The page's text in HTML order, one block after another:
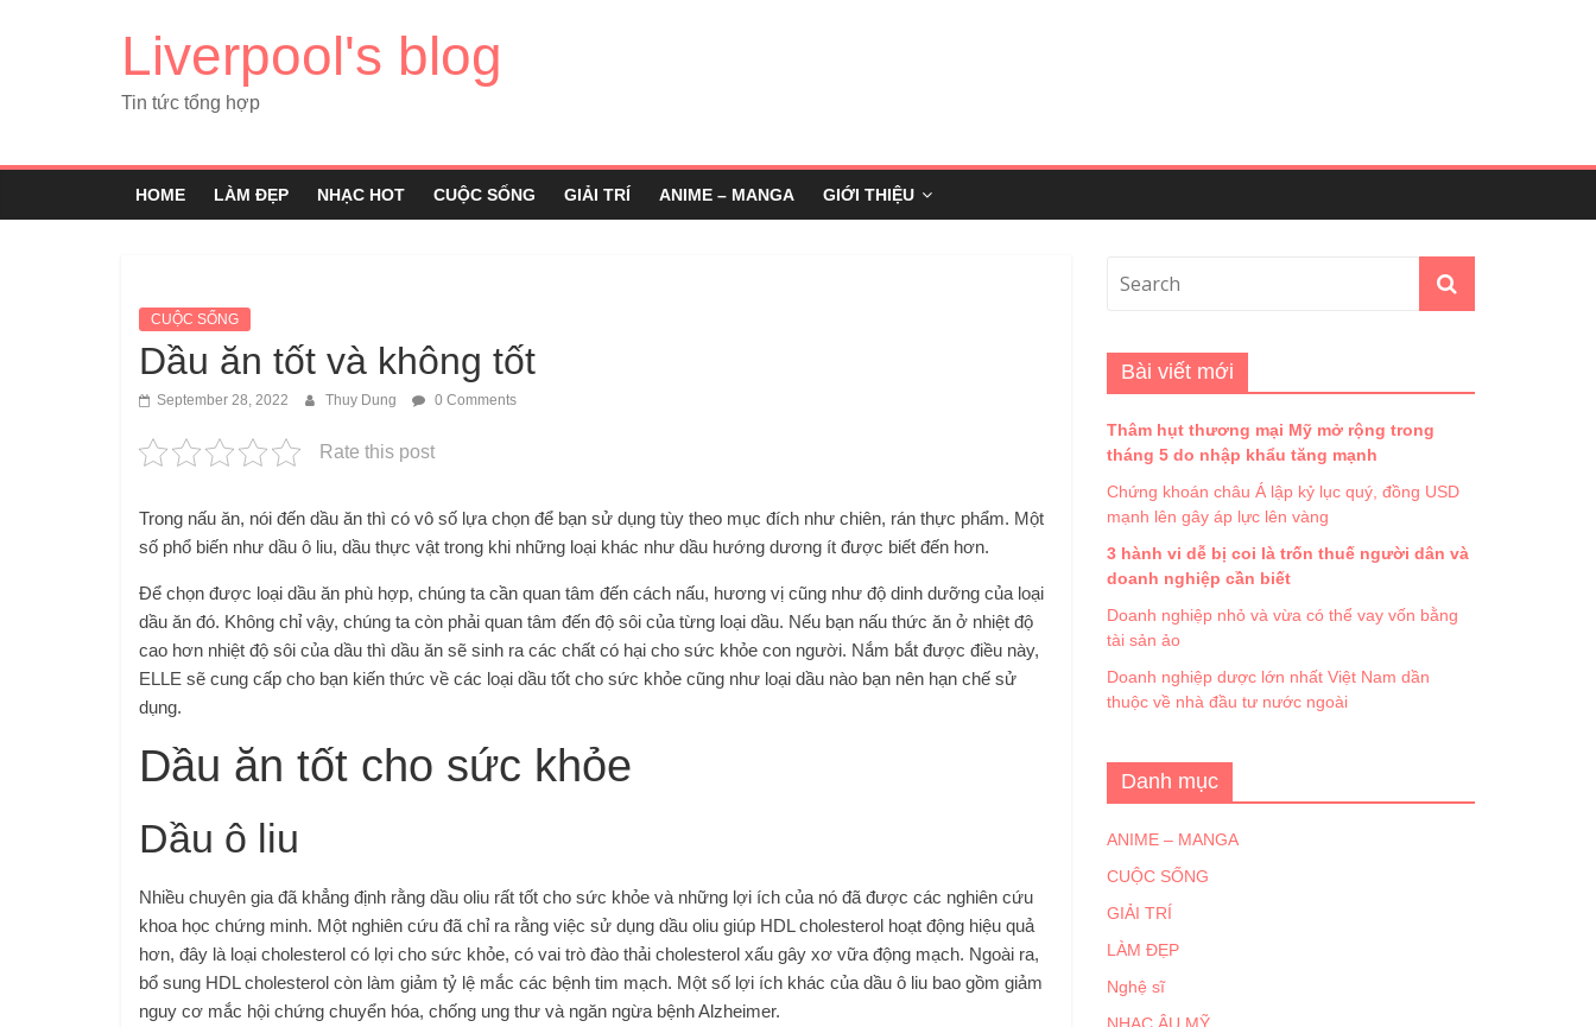
Liverpool's blog
Tin tức tổng hợp
HOME LÀM ĐẸP NHẠC HOT CUỘC SỐNG GIẢI TRÍ ANIME – MANGA GIỚI THIỆU
CUỘC SỐNG
Dầu ăn tốt và không tốt
September 28, 2022 Thuy Dung 0 Comments
Rate this post
Trong nấu ăn, nói đến dầu ăn thì có vô số lựa chọn để bạn sử dụng tùy theo mục đích như chiên, rán thực phẩm. Một
số phổ biến như dầu ô liu, dầu thực vật trong khi những loại khác như dầu hướng dương ít được biết đến hơn.
Để chọn được loại dầu ăn phù hợp, chúng ta cần quan tâm đến cách nấu, hương vị cũng như độ dinh dưỡng của loại
dầu ăn đó. Không chỉ vậy, chúng ta còn phải quan tâm đến độ sôi của từng loại dầu. Nếu bạn nấu thức ăn ở nhiệt độ
cao hơn nhiệt độ sôi của dầu thì dầu ăn sẽ sinh ra các chất có hại cho sức khỏe con người. Nắm bắt được điều này,
ELLE sẽ cung cấp cho bạn kiến ​​thức về các loại dầu tốt cho sức khỏe cũng như loại dầu nào bạn nên hạn chế sử
dụng.
Dầu ăn tốt cho sức khỏe
Dầu ô liu
Nhiều chuyên gia đã khẳng định rằng dầu oliu rất tốt cho sức khỏe và những lợi ích của nó đã được các nghiên cứu
khoa học chứng minh. Một nghiên cứu đã chỉ ra rằng việc sử dụng dầu oliu giúp HDL cholesterol hoạt động hiệu quả
hơn, đây là loại cholesterol có lợi cho sức khỏe, có vai trò đào thải cholesterol xấu gây xơ vữa động mạch. Ngoài ra,
bổ sung HDL cholesterol còn làm giảm tỷ lệ mắc các bệnh tim mạch. Một số lợi ích khác của dầu ô liu bao gồm giảm
nguy cơ mắc hội chứng chuyển hóa, chống ung thư và ngăn ngừa bệnh Alzheimer.
Bài viết mới
Thâm hụt thương mại Mỹ mở rộng trong
tháng 5 do nhập khẩu tăng mạnh
Chứng khoán châu Á lập kỷ lục quý, đồng USD
mạnh lên gây áp lực lên vàng
3 hành vi dễ bị coi là trốn thuế người dân và
doanh nghiệp cần biết
Doanh nghiệp nhỏ và vừa có thể vay vốn bằng
tài sản ảo
Doanh nghiệp dược lớn nhất Việt Nam dần
thuộc về nhà đầu tư nước ngoài
Danh mục
ANIME – MANGA
CUỘC SỐNG
GIẢI TRÍ
LÀM ĐẸP
Nghệ sĩ